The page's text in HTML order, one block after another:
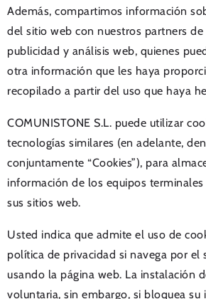
Además, compartimos información
del sitio web con nuestros partners de
publicidad y análisis web, quienes
otra información que les haya
recopilado a partir del uso que haya
COMUNISTONE S.L. puede utilizar
tecnologías similares (en adelante,
conjuntamente “Cookies”), para
información de los equipos
sus sitios web.
Usted indica que admite el uso de
política de privacidad si navega por el
usando la página web. La instalación
voluntaria, sin embargo, si bloquea su